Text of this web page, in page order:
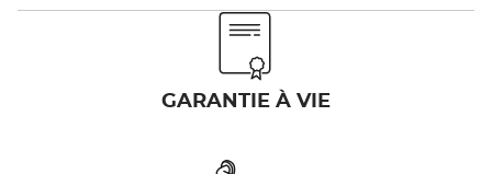
GARANTIE À VIE